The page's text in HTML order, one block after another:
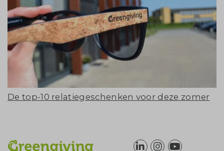
De top-10 relatiegeschenken voor deze zomer